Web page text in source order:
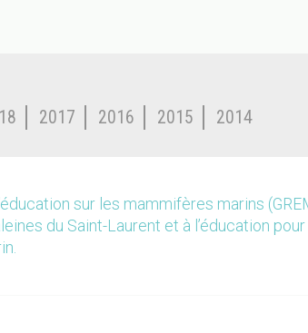
2017 2016 2015 2014
sur les mammifères marins
du Saint-Laurent et à l’éducation